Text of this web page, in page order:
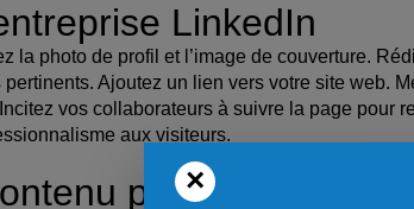
LinkedIn
la photo de profil et l’image de couverture.
Ajoutez un lien vers votre site web.
vos collaborateurs à suivre la page pour
aux visiteurs.
pertinent
×